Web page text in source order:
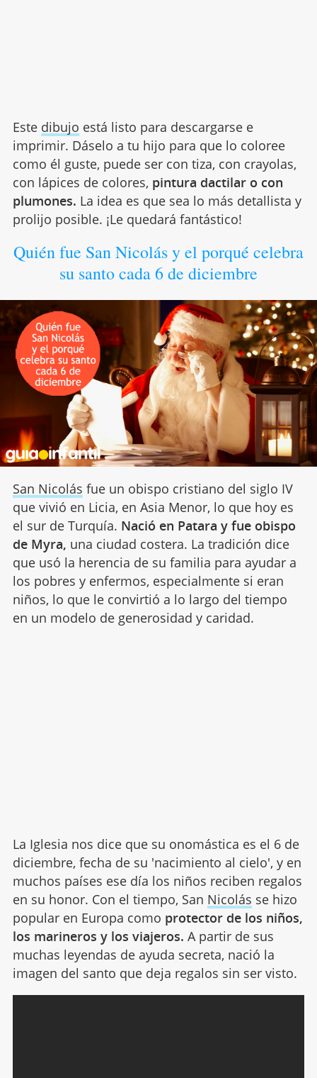
Este dibujo está listo para descargarse e
imprimir. Dáselo a tu hijo para que lo coloree
como él guste, puede ser con tiza, con crayolas,
con lápices de colores, pintura dactilar o con
plumones. La idea es que sea lo más detallista y
prolijo posible. ¡Le quedará fantástico!
Quién fue San Nicolás y el porqué celebra
su santo cada 6 de diciembre
San Nicolás fue un obispo cristiano del siglo IV
que vivió en Licia, en Asia Menor, lo que hoy es
el sur de Turquía. Nació en Patara y fue obispo
de Myra, una ciudad costera. La tradición dice
que usó la herencia de su familia para ayudar a
los pobres y enfermos, especialmente si eran
niños, lo que le convirtió a lo largo del tiempo
en un modelo de generosidad y caridad.
La Iglesia nos dice que su onomástica es el 6 de
diciembre, fecha de su 'nacimiento al cielo', y en
muchos países ese día los niños reciben regalos
en su honor. Con el tiempo, San Nicolás se hizo
popular en Europa como protector de los niños,
los marineros y los viajeros. A partir de sus
muchas leyendas de ayuda secreta, nació la
imagen del santo que deja regalos sin ser visto.